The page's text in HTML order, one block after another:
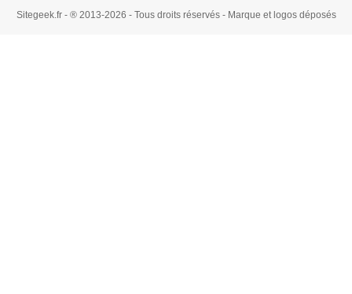
Sitegeek.fr - ® 2013-2026 - Tous droits réservés - Marque et logos déposés